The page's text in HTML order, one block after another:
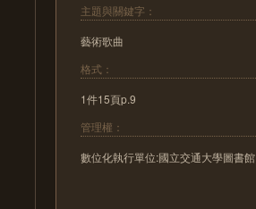
主題與關鍵字：
藝術歌曲
格式：
1件15頁p.9
管理權：
數位化執行單位:國立交通大學圖書館